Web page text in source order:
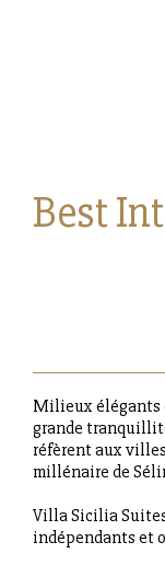
Best
Milieux élégants
grande
réfèrent aux
millénaire de
Villa Sicilia
indépendants et